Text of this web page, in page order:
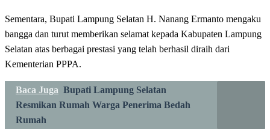
Sementara, Bupati Lampung Selatan H. Nanang Ermanto mengaku
bangga dan turut memberikan selamat kepada Kabupaten Lampung
Selatan atas berbagai prestasi yang telah berhasil diraih dari
Kementerian PPPA.
Baca Juga Bupati Lampung Selatan
Resmikan Rumah Warga Penerima Bedah
Rumah